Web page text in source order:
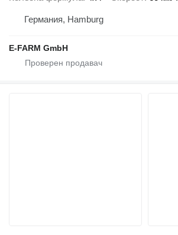
Германия, Hamburg
E-FARM GmbH